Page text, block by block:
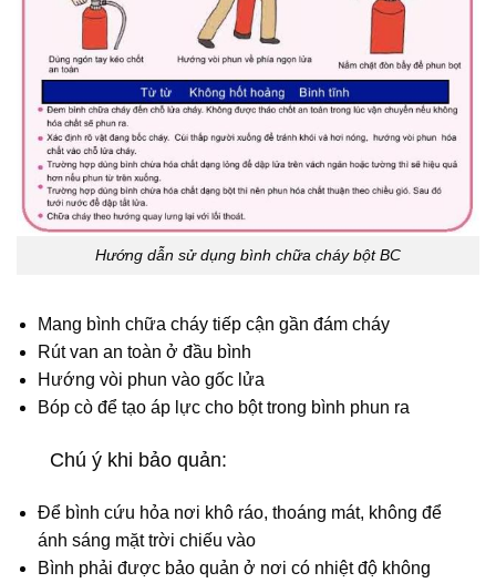
Hướng dẫn sử dụng bình chữa cháy bột BC
Mang bình chữa cháy tiếp cận gần đám cháy
Rút van an toàn ở đầu bình
Hướng vòi phun vào gốc lửa
Bóp cò để tạo áp lực cho bột trong bình phun ra
Chú ý khi bảo quản:
Để bình cứu hỏa nơi khô ráo, thoáng mát, không để
ánh sáng mặt trời chiếu vào
Bình phải được bảo quản ở nơi có nhiệt độ không